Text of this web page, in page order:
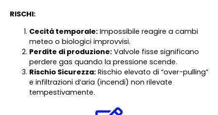
RISCHI:
Cecità temporale: Impossibile reagire a cambi
meteo o biologici improvvisi.
Perdite di produzione: Valvole fisse significano
perdere gas quando la pressione scende.
Rischio Sicurezza: Rischio elevato di “over-pulling”
e infiltrazioni d’aria (incendi) non rilevate
tempestivamente.